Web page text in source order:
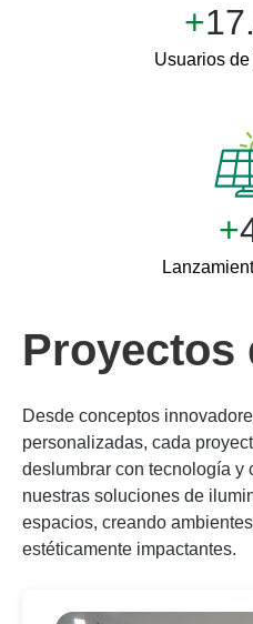
+
Usuarios
+
Proyectos
Desde conceptos
personalizadas, cada
deslumbrar con tecnología y
nuestras soluciones de
espacios, creando
estéticamente impactantes.